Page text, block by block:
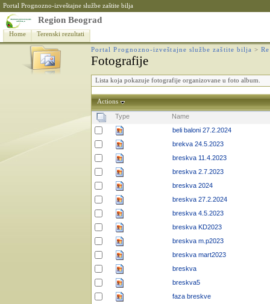
Portal Prognozno-izveštajne službe zaštite bilja
Region Beograd
Home Terenski rezultati
Portal Prognozno-izveštajne službe zaštite bilja >
Fotografije
Lista koja pokazuje fotografije organizovane u foto album.
Actions
Type
Name
beli baloni 27.2.2024
brekva 24.5.2023
breskva 11.4.2023
breskva 2.7.2023
breskva 2024
breskva 27.2.2024
breskva 4.5.2023
breskva KD2023
breskva m.p2023
breskva mart2023
breskva
breskva5
faza breskve